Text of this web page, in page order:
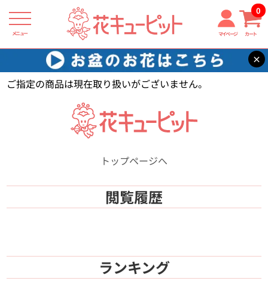
メニュー マイページ カート
0
×
花キューピット 【】
ご指定の商品は現在取り扱いがございません。
トップページへ
閲覧履歴
ランキング